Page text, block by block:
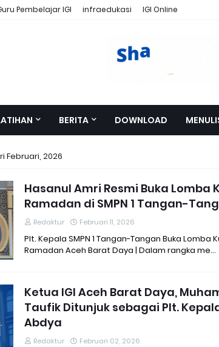
Pembelajar IGI infraedukasi IGI Online
BERITA DOWNLOAD
Februari, 2026
Hasanul Amri Resmi Buka Lomba
Ramadan di SMPN 1 Tangan-
Redaktur Februari 11, 2026
Plt. Kepala SMPN 1 Tangan-Tangan Buka Lomba
Ramadan Aceh Barat Daya | Dalam rangka me…
Ketua IGI Aceh Barat Daya,
Taufik Ditunjuk sebagai Plt.
Abdya
Redaktur Februari 02, 2026